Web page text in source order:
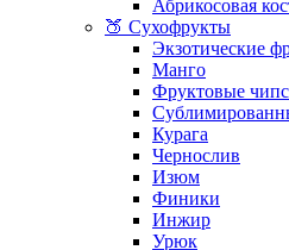
Абрикосовая
🍑 Сухофрукты
Экзотические
Манго
Фруктовые
Курага
Чернослив
Изюм
Финики
Инжир
Урюк